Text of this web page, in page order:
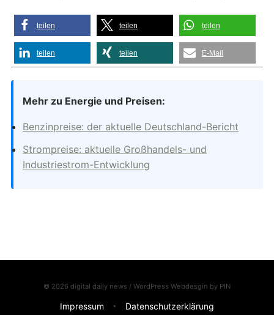
teilen teilen teilen
teilen teilen E-Mail
Mehr zu Energie und Preisen:
Benzinpreise: der aktuelle Deutschland-Bericht
Strompreise: aktuelle Großhandels- und
Industriestrom-Entwicklung
© 2026 digital daily news / WordPress Webdesgin by PIN
Impressum
Datenschutzerklärung